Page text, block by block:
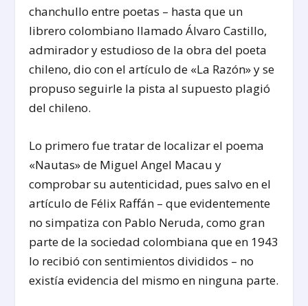
chanchullo entre poetas – hasta que un
librero colombiano llamado Álvaro Castillo,
admirador y estudioso de la obra del poeta
chileno, dio con el artículo de «La Razón» y se
propuso seguirle la pista al supuesto plagió
del chileno.
Lo primero fue tratar de localizar el poema
«Nautas» de Miguel Angel Macau y
comprobar su autenticidad, pues salvo en el
artículo de Félix Raffán – que evidentemente
no simpatiza con Pablo Neruda, como gran
parte de la sociedad colombiana que en 1943
lo recibió con sentimientos divididos – no
existía evidencia del mismo en ninguna parte.